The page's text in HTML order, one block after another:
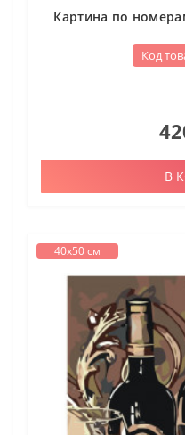
Картина по
Код
В
40х50 см